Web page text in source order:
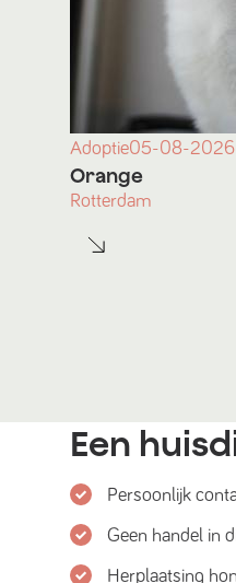
Adoptie05-08-2026
Orange
Rotterdam
Een
Persoonlijk
Geen handel in
Herplaatsing